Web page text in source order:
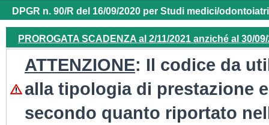
DPGR n. 90/R del 16/09/2020 per Studi medici/
PROROGATA SCADENZA al 2/11/2021 anziché al 30/
ATTENZIONE: Il codice da
alla tipologia di prestazione
secondo quanto riportato